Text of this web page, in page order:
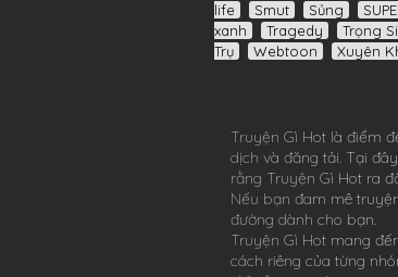
life
Smut Sủng
xanh
Tragedy Trọng
Trụ
Webtoon Xuyên
Truyện Gì Hot là điểm
dịch và đăng tải. Tại
rằng Truyện Gì Hot ra
Nếu bạn đam mê
đường dành cho bạn.
Truyện Gì Hot mang
cách riêng của từng